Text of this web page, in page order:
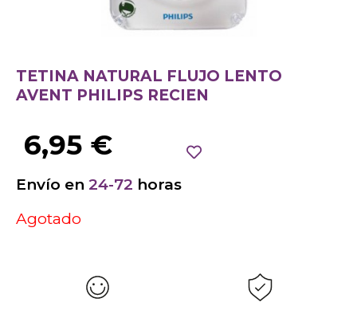
TETINA NATURAL FLUJO LENTO
AVENT PHILIPS RECIEN
6,95 €
Envío en 24-72 horas
Agotado